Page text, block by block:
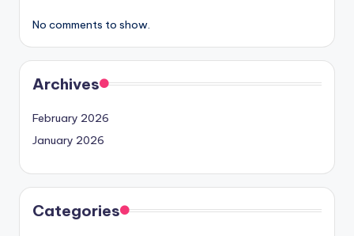
No comments to show.
Archives
February 2026
January 2026
Categories